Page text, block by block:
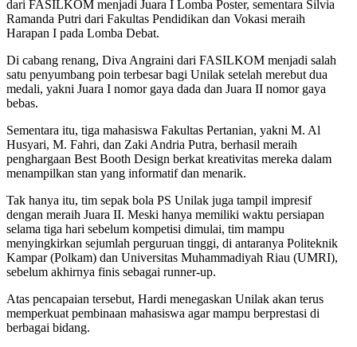
dari FASILKOM menjadi Juara I Lomba Poster, sementara Silvia
Ramanda Putri dari Fakultas Pendidikan dan Vokasi meraih
Harapan I pada Lomba Debat.
Di cabang renang, Diva Angraini dari FASILKOM menjadi salah
satu penyumbang poin terbesar bagi Unilak setelah merebut dua
medali, yakni Juara I nomor gaya dada dan Juara II nomor gaya
bebas.
Sementara itu, tiga mahasiswa Fakultas Pertanian, yakni M. Al
Husyari, M. Fahri, dan Zaki Andria Putra, berhasil meraih
penghargaan Best Booth Design berkat kreativitas mereka dalam
menampilkan stan yang informatif dan menarik.
Tak hanya itu, tim sepak bola PS Unilak juga tampil impresif
dengan meraih Juara II. Meski hanya memiliki waktu persiapan
selama tiga hari sebelum kompetisi dimulai, tim mampu
menyingkirkan sejumlah perguruan tinggi, di antaranya Politeknik
Kampar (Polkam) dan Universitas Muhammadiyah Riau (UMRI),
sebelum akhirnya finis sebagai runner-up.
Atas pencapaian tersebut, Hardi menegaskan Unilak akan terus
memperkuat pembinaan mahasiswa agar mampu berprestasi di
berbagai bidang.